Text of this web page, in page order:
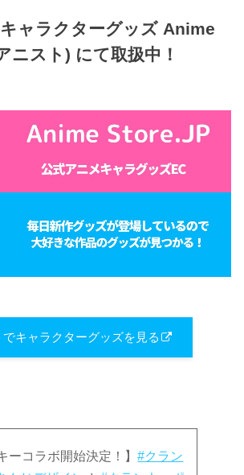
ャラクターグッズ Anime
ニスト) にて取扱中！
でキャラクターグッズを見る
ーコラボ開始決定！】#クラン